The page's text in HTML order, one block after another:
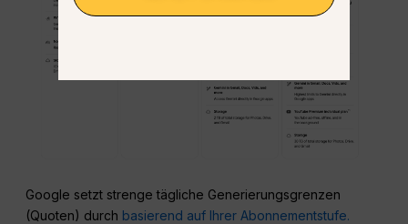
Google setzt strenge tägliche Generierungsgrenzen
(Quoten) durch basierend auf Ihrer Abonnementstufe.